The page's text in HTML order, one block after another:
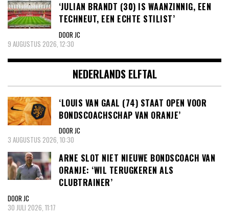
‘JULIAN BRANDT (30) IS WAANZINNIG, EEN
TECHNEUT, EEN ECHTE STILIST’
DOOR JC
9 AUGUSTUS 2026, 12:30
NEDERLANDS ELFTAL
‘LOUIS VAN GAAL (74) STAAT OPEN VOOR
BONDSCOACHSCHAP VAN ORANJE’
DOOR JC
3 AUGUSTUS 2026, 10:30
ARNE SLOT NIET NIEUWE BONDSCOACH VAN
ORANJE: ‘WIL TERUGKEREN ALS
CLUBTRAINER’
DOOR JC
30 JULI 2026, 11:17